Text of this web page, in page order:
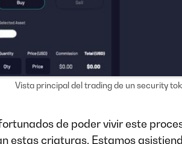
Vista principal del trading de un security
de poder vivir este
estas criaturas. Estamos